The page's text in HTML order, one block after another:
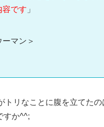
容です 」
ーマン＞
トリなことに腹を立てたの
すか^^;